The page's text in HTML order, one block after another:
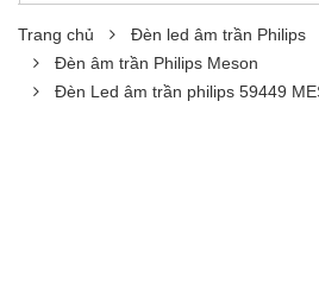
Trang chủ
Đèn led âm trần Philips
Đèn âm trần Philips Meson
Đèn Led âm trần philips 59449